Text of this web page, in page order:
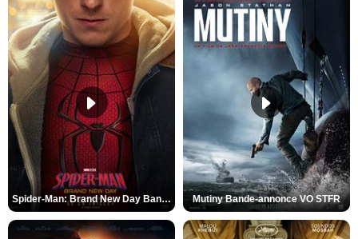
Spider-Man: Brand New Day Bande-annonce VO STFR Mutiny Bande-annonce VO STFR